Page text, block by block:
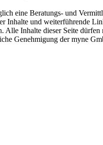
eine Beratungs- und
Inhalte und weiterführende
Alle Inhalte dieser Seite dürfen
Genehmigung der myne